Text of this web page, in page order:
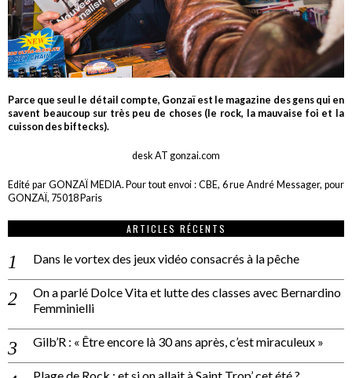
Parce que seul le détail compte, Gonzaï est le magazine des gens qui en
savent beaucoup sur très peu de choses (le rock, la mauvaise foi et la
cuisson des biftecks).
desk AT gonzai.com
Edité par GONZAÏ MEDIA. Pour tout envoi : CBE, 6 rue André Messager, pour
GONZAÏ, 75018 Paris
ARTICLES RÉCENTS
Dans le vortex des jeux vidéo consacrés à la pêche
On a parlé Dolce Vita et lutte des classes avec Bernardino
Femminielli
Gilb’R : « Être encore là 30 ans après, c’est miraculeux »